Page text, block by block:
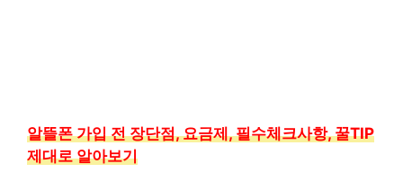
알뜰폰 가입 전 장단점, 요금제, 필수체크사항, 꿀TIP
제대로 알아보기